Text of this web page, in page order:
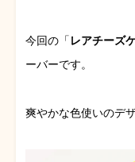
今回の「 レアチーズ
ーバーです。
爽やかな色使いのデ